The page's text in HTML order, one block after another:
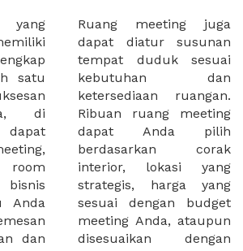
yang
satu
di
room
Anda
dan
juga
dan
pilih
yang
yang